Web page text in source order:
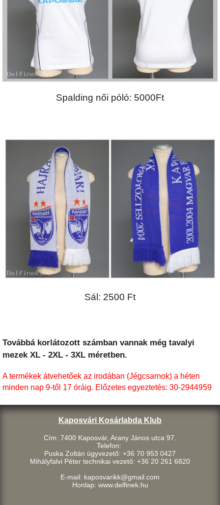
Spalding női póló: 5000Ft
Sál: 2500 Ft
Továbbá korlátozott számban vannak még tavalyi
mezek XL - 2XL - 3XL méretben.
A termékek átvehetőek az irodában (Jégcsarnok) a héten
minden nap 9-től 17 óráig. Előzetes egyeztetés: 30-2944959
Kaposvári Kosárlabda Klub
Cím: 7400 Kaposvár, Arany János utca 97.
Telefon:
Puska Zoltán ügyvezető: +36 70 953 0427
Mihályfalvi Péter technikai vezető: +36 20 261 6820
E-mail: kaposvarikk@gmail.com
Honlap: www.delfinek.hu